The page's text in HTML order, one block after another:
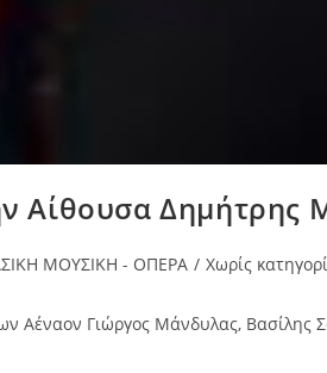
Αίθουσα
ΜΟΥΣΙΚΗ - ΟΠΕΡΑ / Χωρίς
Γιώργος Μάνδυλας, Βασίλης